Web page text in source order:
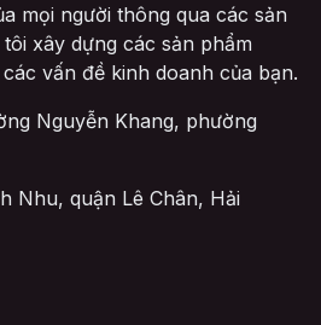
mọi người thông qua các sản
xây dựng các sản phẩm
vấn đề kinh doanh của bạn.
Nguyễn Khang, phường
Nhu, quận Lê Chân, Hải